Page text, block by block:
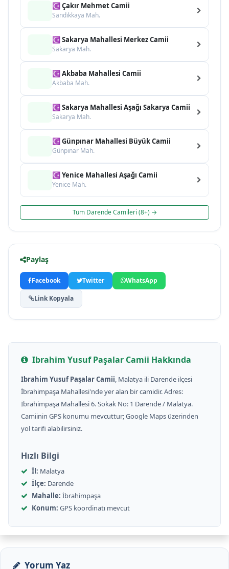
☪ Çakır Mehmet Camii
Sandıkkaya Mah.
☪ Sakarya Mahallesi Merkez Camii
Sakarya Mah.
☪ Akbaba Mahallesi Camii
Akbaba Mah.
☪ Sakarya Mahallesi Aşağı Sakarya Camii
Sakarya Mah.
☪ Günpınar Mahallesi Büyük Camii
Günpınar Mah.
☪ Yenice Mahallesi Aşağı Camii
Yenice Mah.
Tüm Darende Camileri (8+) →
Paylaş
Facebook Twitter WhatsApp
Link Kopyala
Ibrahim Yusuf Paşalar Camii Hakkında
Ibrahim Yusuf Paşalar Camii, Malatya ili Darende ilçesi
İbrahimpaşa Mahallesi'nde yer alan bir camidir. Adres:
İbrahimpaşa Mahallesi 6. Sokak No: 1 Darende / Malatya.
Camiinin GPS konumu mevcuttur; Google Maps üzerinden
yol tarifi alabilirsiniz.
Hızlı Bilgi
İl: Malatya
İlçe: Darende
Mahalle: İbrahimpaşa
Konum: GPS koordinatı mevcut
Yorum Yaz